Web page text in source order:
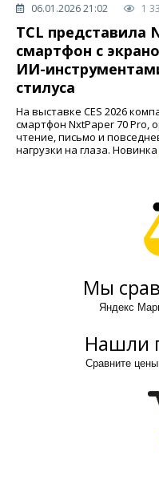
06.01.2026 21:02 1
TCL представила
смартфон с
ИИ-
стилуса
На выставке CES 2026
смартфон NxtPaper 70 Pro,
чтение, письмо и
нагрузки на глаза. Новинка
Мы
Яндекс
Нашли
Сравните